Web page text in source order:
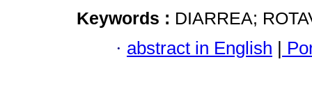
Keywords : DIARREA;
· abstract in English |